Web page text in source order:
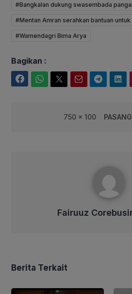
#Bangkalan dukung swasembada
#Mentan Amran serahkan bantuan
#Wamendagri Bima Arya
Bagikan :
750 x 100
Fairuuz
Berita Terkait